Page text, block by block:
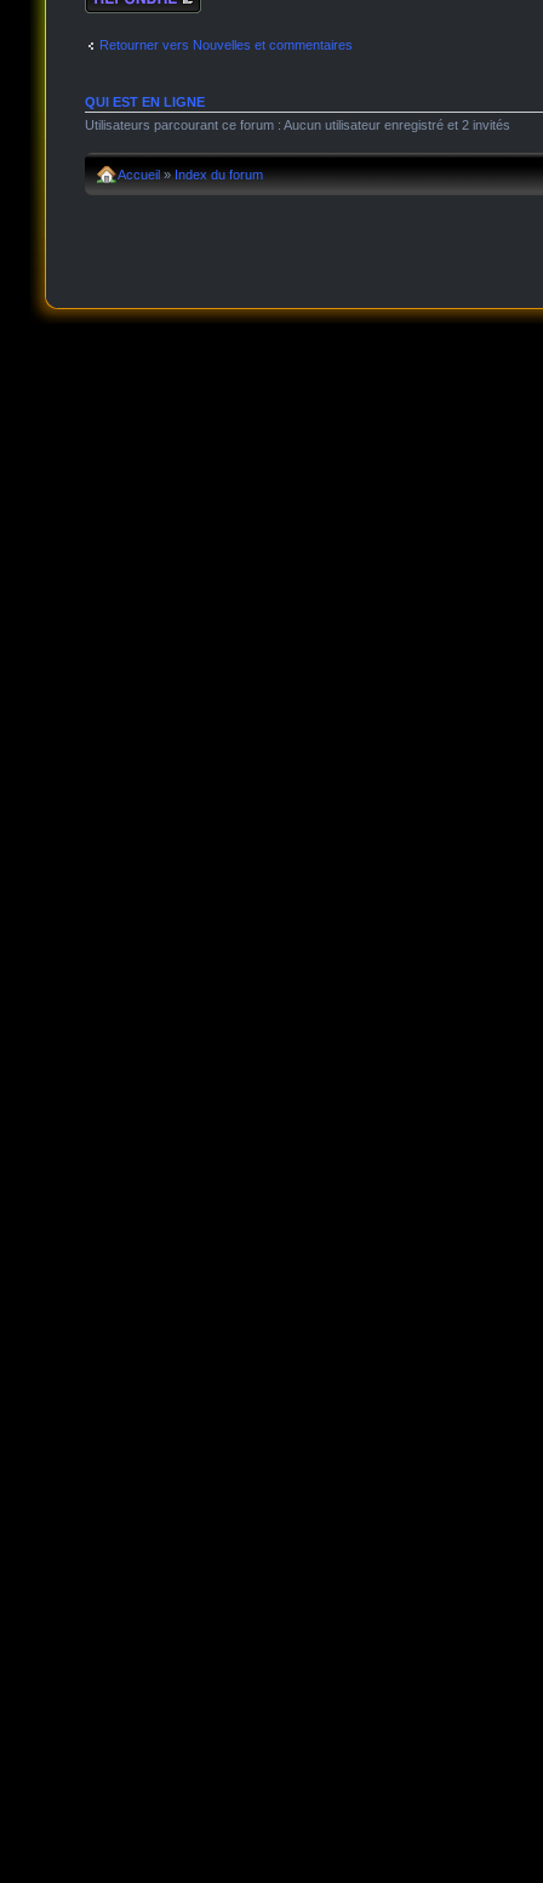
Retourner vers Nouvelles et commentaires
QUI EST EN LIGNE
Utilisateurs parcourant ce forum : Aucun utilisateur enregistré et 2 invités
Accueil » Index du forum